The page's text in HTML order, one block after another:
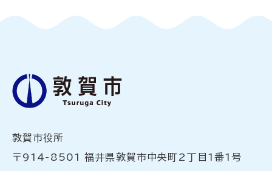
敦賀市役所
〒914-8501 福井県敦賀市中央町2丁目1番1号